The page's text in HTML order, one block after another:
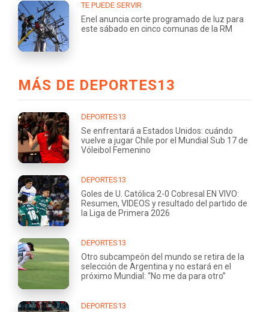
TE PUEDE SERVIR
Enel anuncia corte programado de luz para
este sábado en cinco comunas de la RM
MÁS DE DEPORTES13
DEPORTES13
Se enfrentará a Estados Unidos: cuándo
vuelve a jugar Chile por el Mundial Sub 17 de
Vóleibol Femenino
DEPORTES13
Goles de U. Católica 2-0 Cobresal EN VIVO:
Resumen, VIDEOS y resultado del partido de
la Liga de Primera 2026
DEPORTES13
Otro subcampeón del mundo se retira de la
selección de Argentina y no estará en el
próximo Mundial: “No me da para otro”
DEPORTES13